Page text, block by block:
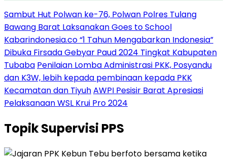
Sambut Hut Polwan ke-76, Polwan Polres Tulang
Bawang Barat Laksanakan Goes to School
Kabarindonesia.co “1 Tahun Mengabarkan Indonesia”
Dibuka Firsada Gebyar Paud 2024 Tingkat Kabupaten
Tubaba Penilaian Lomba Administrasi PKK, Posyandu
dan K3W, lebih kepada pembinaan kepada PKK
Kecamatan dan TiyuhAWPI Pesisir Barat Apresiasi
Pelaksanaan WSL Krui Pro 2024
TopikSupervisi PPS